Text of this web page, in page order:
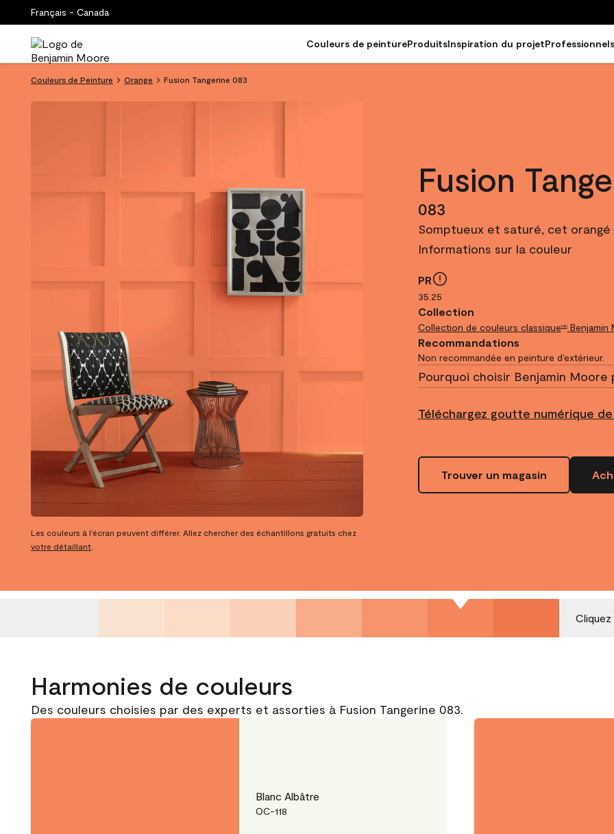
Français - Canada
Couleurs de peintureProduitsInspiration du projetProfessionnels
Couleurs de Peinture Orange Fusion Tangerine 083
Fusion
083
Somptueux et saturé, cet
Informations sur la couleur
PR
35.25
Collection
Collection de couleurs classiqueMDBenjamin
Recommandations
Non recommandée en peinture d’extérieur.
Pourquoi choisir Benjamin Moore
Téléchargez goutte numérique
Trouver un magasin
Les couleurs à l’écran peuvent différer. Allez chercher des échantillons gratuits chez
votre détaillant
Harmonies de couleurs
Des couleurs choisies par des experts et assorties à Fusion Tangerine 083.
Blanc Albâtre
OC-118